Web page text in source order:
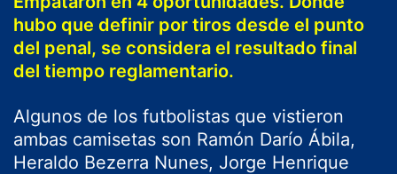
hubo que definir por tiros desde el punto
del penal, se considera el resultado final
del tiempo reglamentario.
Algunos de los futbolistas que vistieron
ambas camisetas son Ramón Darío Ábila,
Heraldo Bezerra Nunes, Jorge Henrique